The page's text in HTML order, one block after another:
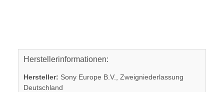
Herstellerinformationen:
Hersteller: Sony Europe B.V., Zweigniederlassung
Deutschland